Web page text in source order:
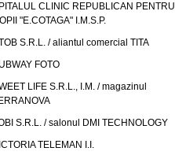
CLINIC REPUBLICAN PENTRU
"E.COTAGA" I.M.S.P.
S.R.L. / aliantul comercial TITA
FOTO
LIFE S.R.L., I.M. / magazinul
S.R.L. / salonul DMI TECHNOLOGY
TELEMAN I.I.